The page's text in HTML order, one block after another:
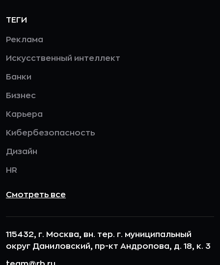
ТЕГИ
Реклама
Искусственный интеллект
Банки
Бизнес
Карьера
Кибербезопасность
Дизайн
HR
Смотреть все
115432, г. Москва, вн. тер. г. муниципальный
округ Даниловский, пр-кт Андропова, д. 18, к. 3